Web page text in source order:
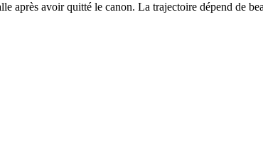
après avoir quitté le canon. La trajectoire dépend de